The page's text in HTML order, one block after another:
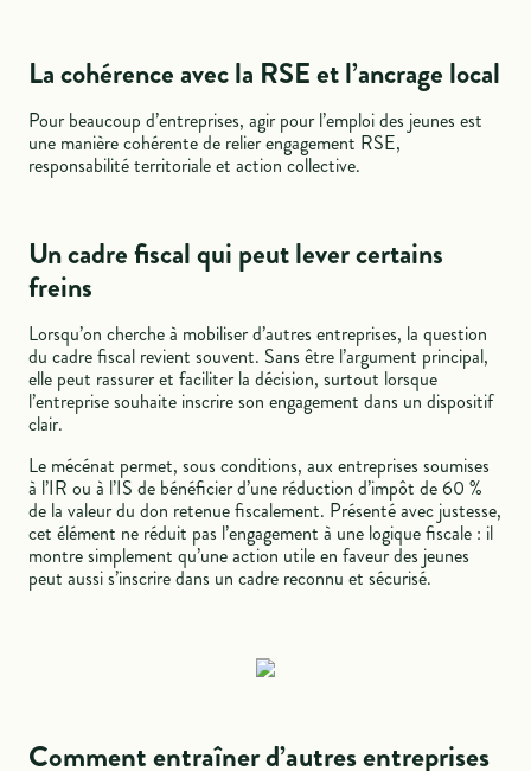
La cohérence avec la RSE et l’ancrage local
Pour beaucoup d’entreprises, agir pour l’emploi des jeunes est
une manière cohérente de relier engagement RSE,
responsabilité territoriale et action collective.
Un cadre fiscal qui peut lever certains
freins
Lorsqu’on cherche à mobiliser d’autres entreprises, la question
du cadre fiscal revient souvent. Sans être l’argument principal,
elle peut rassurer et faciliter la décision, surtout lorsque
l’entreprise souhaite inscrire son engagement dans un dispositif
clair.
Le mécénat permet, sous conditions, aux entreprises soumises
à l’IR ou à l’IS de bénéficier d’une réduction d’impôt de 60 %
de la valeur du don retenue fiscalement. Présenté avec justesse,
cet élément ne réduit pas l’engagement à une logique fiscale : il
montre simplement qu’une action utile en faveur des jeunes
peut aussi s’inscrire dans un cadre reconnu et sécurisé.
Comment entraîner d’autres entreprises